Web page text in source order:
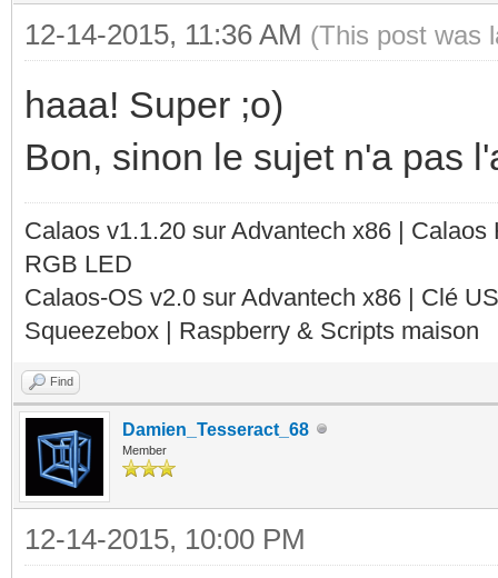
12-14-2015, 11:36 AM (This post was
haaa! Super ;o)
Bon, sinon le sujet n'a pas
Calaos v1.1.20 sur Advantech x86 |
RGB LED
Calaos-OS v2.0 sur Advantech x86 | Clé
Squeezebox | Raspberry & Scripts maison
Find
Damien_Tesseract_68
Member
12-14-2015, 10:00 PM